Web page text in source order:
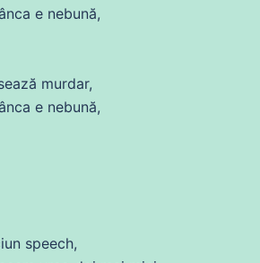
e nebună,
murdar,
e nebună,
speech,